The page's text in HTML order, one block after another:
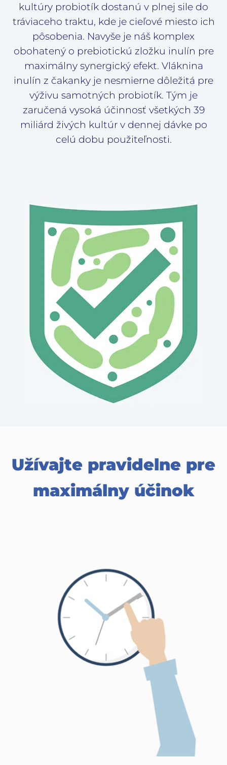
kultúry probiotík dostanú v plnej sile do
tráviaceho traktu, kde je cieľové miesto ich
pôsobenia. Navyše je náš komplex
obohatený o prebiotickú zložku inulín pre
maximálny synergický efekt. Vláknina
inulín z čakanky je nesmierne dôležitá pre
výživu samotných probiotík. Tým je
zaručená vysoká účinnosť všetkých 39
miliárd živých kultúr v dennej dávke po
celú dobu použiteľnosti.
Užívajte pravidelne pre
maximálny účinok